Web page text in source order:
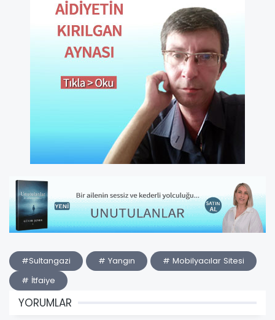
#Sultangazi # Yangın
# Mobilyacılar Sitesi
# İtfaiye
YORUMLAR